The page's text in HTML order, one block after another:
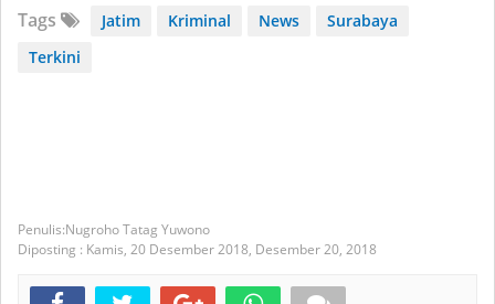
Tags Jatim Kriminal News
Surabaya
Terkini
Nugroho Tatag Yuwono
Diposting : Kamis, 20 Desember 2018, Desember 20, 2018